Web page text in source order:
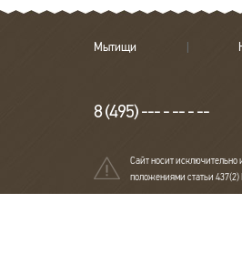
Мытищи
8 (495) --- - -- - --
Сайт носит исключительно
положениями статьи